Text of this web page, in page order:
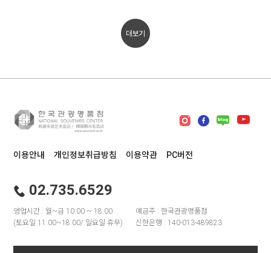
이용안내 개인정보취급방침 이용약관 PC버전
02.735.6529
영업시간 : 월~금 10:00 ~ 18:00
(토요일 11:00~18:00/ 일요일 휴무)
예금주 : 한국관광명품점
신한은행 : 140-013-489823